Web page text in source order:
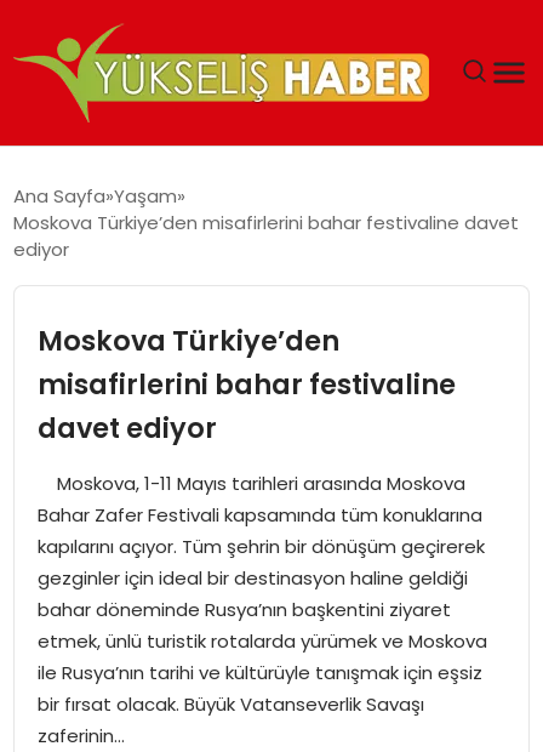
MALIYETLERINI AZALTIYOR’
Ana Sayfa Yaşam
Moskova Türkiye’den misafirlerini bahar festivaline davet
ediyor
Moskova Türkiye’den
misafirlerini bahar festivaline
davet ediyor
Moskova, 1-11 Mayıs tarihleri arasında Moskova
Bahar Zafer Festivali kapsamında tüm konuklarına
kapılarını açıyor. Tüm şehrin bir dönüşüm geçirerek
gezginler için ideal bir destinasyon haline geldiği
bahar döneminde Rusya’nın başkentini ziyaret
etmek, ünlü turistik rotalarda yürümek ve Moskova
ile Rusya’nın tarihi ve kültürüyle tanışmak için eşsiz
bir fırsat olacak. Büyük Vatanseverlik Savaşı
zaferinin…